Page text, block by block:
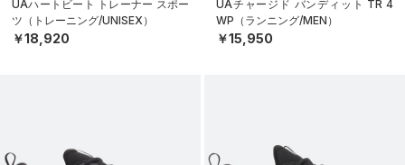
UAハートビート トレーナー スポー
ツ（トレーニング/UNISEX）
￥18,920
UAチャージド バンディット TR 4
WP（ランニング/MEN）
￥15,950